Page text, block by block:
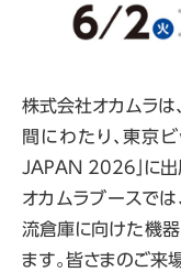
株式会社オカムラは
間にわたり、東京
JAPAN 2026」に出
オカムラブースでは
流倉庫に向けた機器
ます。皆さまのご来